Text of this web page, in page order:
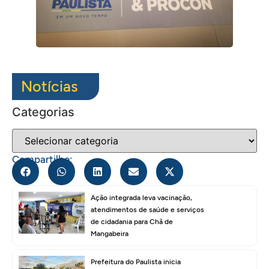
Notícias
Categorias
Compartilhe:
Ação integrada leva vacinação,
atendimentos de saúde e serviços
de cidadania para Chã de
Mangabeira
Prefeitura do Paulista inicia